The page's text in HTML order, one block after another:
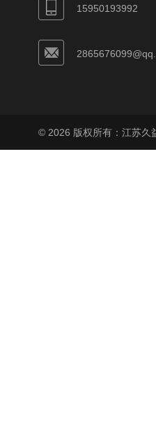
15950193992
© 2026 版权所有：江苏久